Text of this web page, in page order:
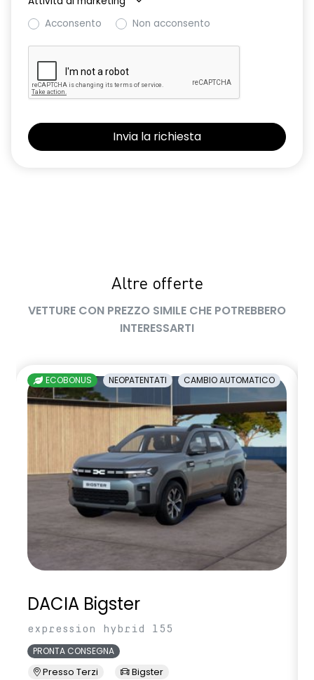
controllo sulla porta del conducente
Riconoscimento dei segnali stradali con avviso del
superamento del limite di velocità ISA
Selleria in tessuto specifico extreme in TEP Microcloud con
Sistema avanzato di rilevamento stato di vigilanza del
Acconsento
Non acconsento
Altre offerte
VETTURE CON PREZZO SIMILE CHE POTREBBERO
INTERESSARTI
ECOBONUS NEOPATENTATI CAMBIO AUTOMATICO
DACIA Bigster
expression hybrid 155
PRONTA CONSEGNA
Presso Terzi Bigster